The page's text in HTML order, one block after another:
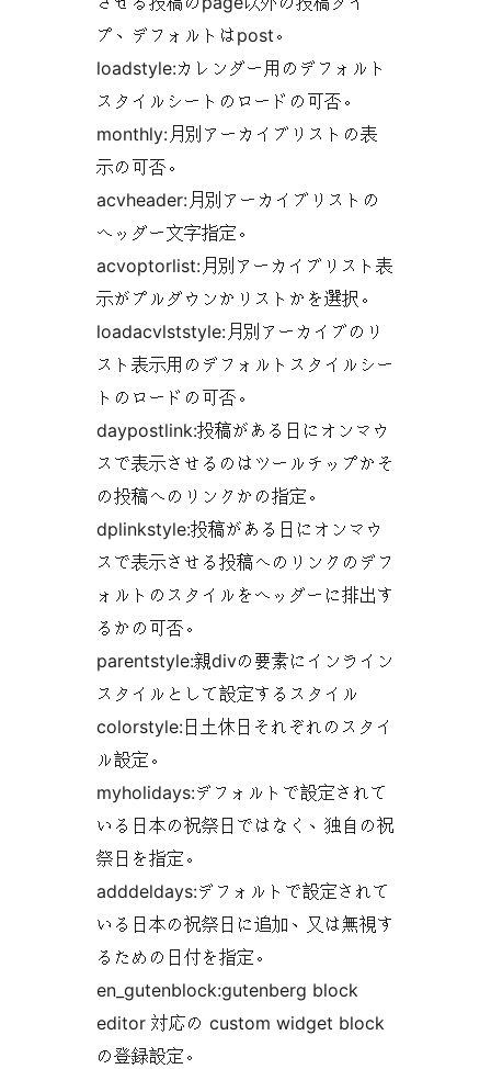
プ、デフォルトはpost。
loadstyle:カレンダー用のデフォルト
スタイルシートのロードの可否。
monthly:月別アーカイブリストの表
示の可否。
acvheader:月別アーカイブリストの
ヘッダー文字指定。
acvoptorlist:月別アーカイブリスト表
示がプルダウンかリストかを選択。
loadacvlststyle:月別アーカイブのリ
スト表示用のデフォルトスタイルシー
トのロードの可否。
daypostlink:投稿がある日にオンマウ
スで表示させるのはツールチップかそ
の投稿へのリンクかの指定。
dplinkstyle:投稿がある日にオンマウ
スで表示させる投稿へのリンクのデフ
ォルトのスタイルをヘッダーに排出す
るかの可否。
parentstyle:親divの要素にインライン
スタイルとして設定するスタイル
colorstyle:日土休日それぞれのスタイ
ル設定。
myholidays:デフォルトで設定されて
いる日本の祝祭日ではなく、独自の祝
祭日を指定。
adddeldays:デフォルトで設定されて
いる日本の祝祭日に追加、又は無視す
るための日付を指定。
en_gutenblock:gutenberg block
editor 対応の custom widget block
の登録設定。